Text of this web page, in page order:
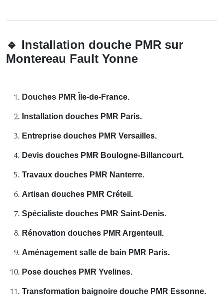
🔹 Installation douche PMR sur
Montereau Fault Yonne
Douches PMR Île-de-France.
Installation douches PMR Paris.
Entreprise douches PMR Versailles.
Devis douches PMR Boulogne-Billancourt.
Travaux douches PMR Nanterre.
Artisan douches PMR Créteil.
Spécialiste douches PMR Saint-Denis.
Rénovation douches PMR Argenteuil.
Aménagement salle de bain PMR Paris.
Pose douches PMR Yvelines.
Transformation baignoire douche PMR Essonne.